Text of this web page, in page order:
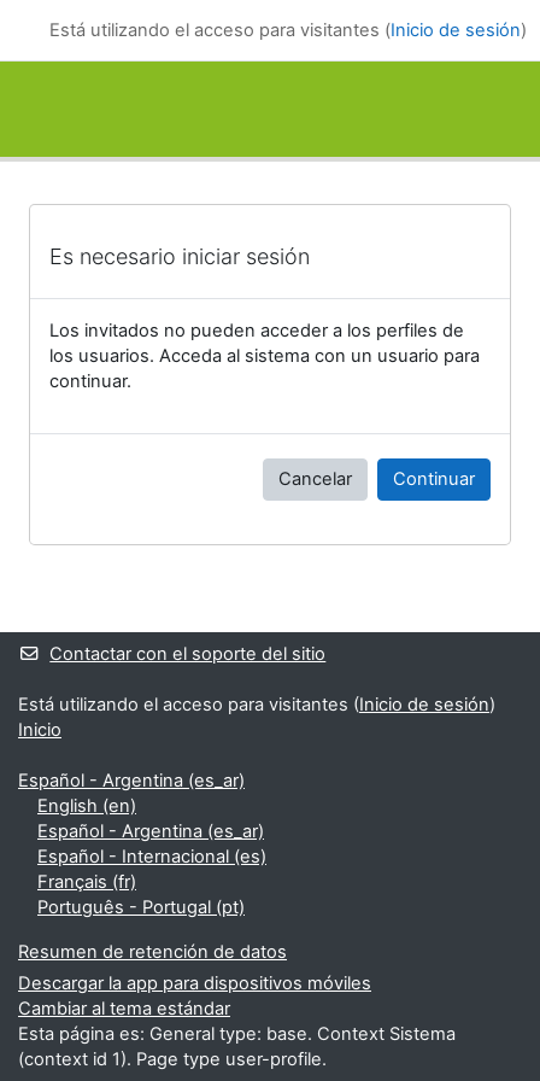
Está utilizando el acceso para visitantes (Inicio de sesión)
Es necesario iniciar sesión
Los invitados no pueden acceder a los perfiles de
los usuarios. Acceda al sistema con un usuario para
continuar.
Cancelar Continuar
Bloques suplementarios
Contactar con el soporte del sitio
Está utilizando el acceso para visitantes (Inicio de sesión)
Inicio
Español - Argentina ‎(es_ar)‎
English ‎(en)‎
Español - Argentina ‎(es_ar)‎
Español - Internacional ‎(es)‎
Français ‎(fr)‎
Português - Portugal ‎(pt)‎
Resumen de retención de datos
Descargar la app para dispositivos móviles
Cambiar al tema estándar
Esta página es: General type: base. Context Sistema
(context id 1). Page type user-profile.